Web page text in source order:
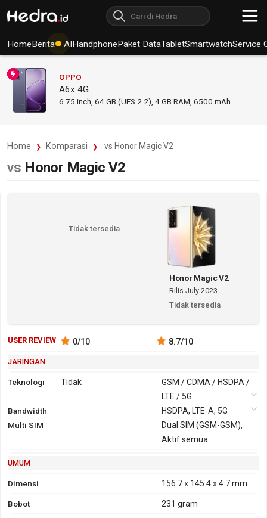
HomeBerita AIHandphonePaket DataTabletSmartwatchService
OPPO
A6x 4G
6.75 inch, 64 GB (UFS 2.2), 4 GB RAM 6500 mAh
Home Komparasi vs Honor Magic V2
vs Honor Magic V2
-
Tidak tersedia
Honor Magic V2
Rilis July 2023
Tidak tersedia
USER REVIEW 0/10 8.7/10
JARINGAN
Teknologi Tidak
GSM / CDMA / HSDPA /
LTE / 5G
2G
3G
1700, 1900, 2100
Bandwidth
HSDPA, LTE-A, 5G
Multi SIM
Dual SIM (GSM-GSM),
Aktif semua
UMUM
Dimensi 156.7 x 145.4 x 4.7 mm
Bobot 231 gram